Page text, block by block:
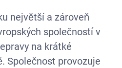
největší a zároveň
společností v
na krátké
Společnost provozuje